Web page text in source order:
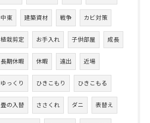
中東 建築資材 戦争 カビ対策
植栽剪定 お手入れ 子供部屋 成長
長期休暇 休暇 遠出 近場
ゆっくり ひきこもり ひきこもる
畳の入替 ささくれ ダニ 表替え